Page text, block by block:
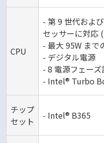
CPU
- 第 9 世代およ
セッサーに対応
- 最大 95W まで
- デジタル電源
- 8 電源フェー
- Intel® Turbo
チップ
セット
- Intel® B365